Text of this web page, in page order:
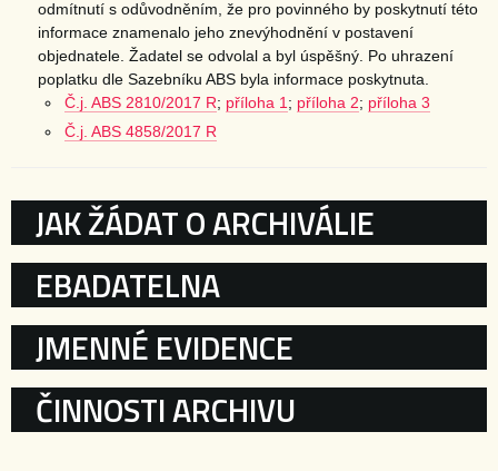
odmítnutí s odůvodněním, že pro povinného by poskytnutí této
informace znamenalo jeho znevýhodnění v postavení
objednatele. Žadatel se odvolal a byl úspěšný. Po uhrazení
poplatku dle Sazebníku ABS byla informace poskytnuta.
Č.j. ABS 2810/2017 R; příloha 1; příloha 2; příloha 3
Č.j. ABS 4858/2017 R
KATEGORIE
JAK ŽÁDAT O ARCHIVÁLIE
EBADATELNA
JMENNÉ EVIDENCE
ČINNOSTI ARCHIVU